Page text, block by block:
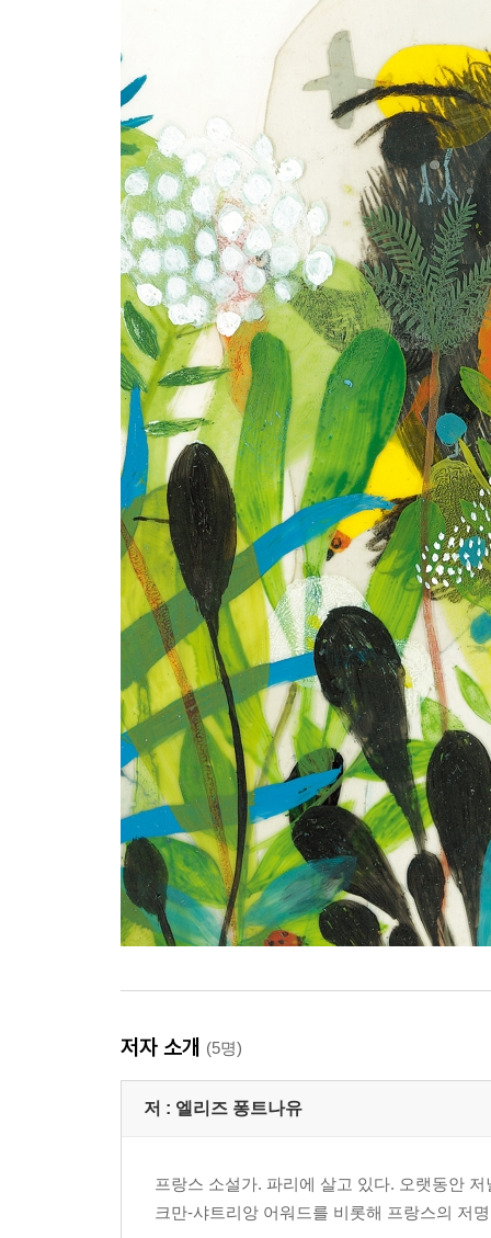
저자 소개 (5명)
저 : 엘리즈 퐁트나유
프랑스 소설가. 파리에 살고 있다. 오랫동안
크만-샤트리앙 어워드를 비롯해 프랑스의 저